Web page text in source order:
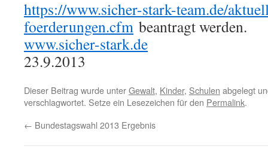
https://www.sicher-stark-team.de/
foerderungen.cfm beantragt werden.
www.sicher-stark.de
23.9.2013
Dieser Beitrag wurde unterGewalt, Kinder, Schulen abgelegt
verschlagwortet. Setze ein Lesezeichen für den Permalink.
← Bundestagswahl 2013 Ergebnis